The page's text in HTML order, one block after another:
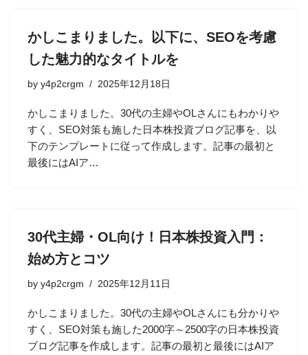
かしこまりました。以下に、SEOを考慮
した魅力的なタイトルを
by y4p2crgm 2025年12月18日
かしこまりました。30代の主婦やOLさんにもわかりや
すく、SEO対策も施した日本株投資ブログ記事を、以
下のテンプレートに従って作成します。記事の最初と
最後にはAIア…
30代主婦・OL向け！日本株投資入門：
始め方とコツ
by y4p2crgm 2025年12月11日
かしこまりました。30代の主婦やOLさんにも分かりや
すく、SEO対策も施した2000字～2500字の日本株投資
ブログ記事を作成します。記事の最初と最後にはAIア